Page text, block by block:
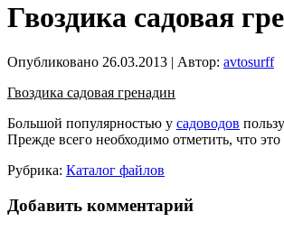
Гвоздика садовая
Опубликовано 26.03.2013 | Автор: avtosurff
Гвоздика садовая гренадин
Большой популярностью у садоводов
Прежде всего необходимо отметить, что
Рубрика: Каталог файлов
Добавить комментарий